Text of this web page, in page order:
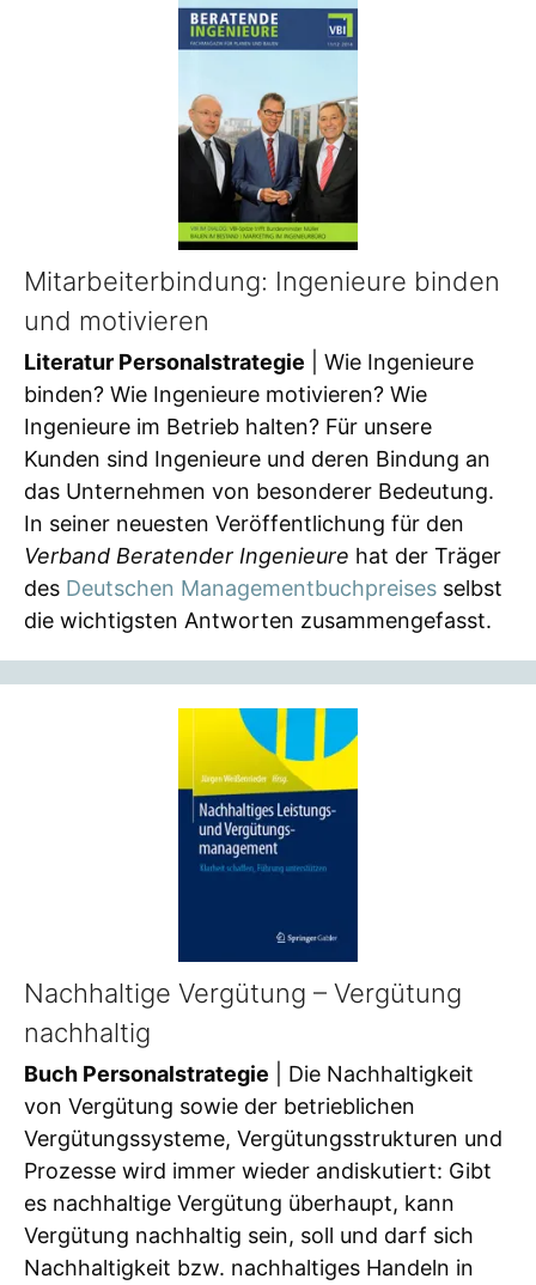
Mitarbeiterbindung: Ingenieure binden
und motivieren
Literatur Personalstrategie | Wie Ingenieure
binden? Wie Ingenieure motivieren? Wie
Ingenieure im Betrieb halten? Für unsere
Kunden sind Ingenieure und deren Bindung an
das Unternehmen von besonderer Bedeutung.
In seiner neuesten Veröffentlichung für den
Verband Beratender Ingenieure hat der Träger
des Deutschen Managementbuchpreises selbst
die wichtigsten Antworten zusammengefasst.
Nachhaltige Vergütung – Vergütung
nachhaltig
Buch Personalstrategie | Die Nachhaltigkeit
von Vergütung sowie der betrieblichen
Vergütungssysteme, Vergütungsstrukturen und
Prozesse wird immer wieder andiskutiert: Gibt
es nachhaltige Vergütung überhaupt, kann
Vergütung nachhaltig sein, soll und darf sich
Nachhaltigkeit bzw. nachhaltiges Handeln in